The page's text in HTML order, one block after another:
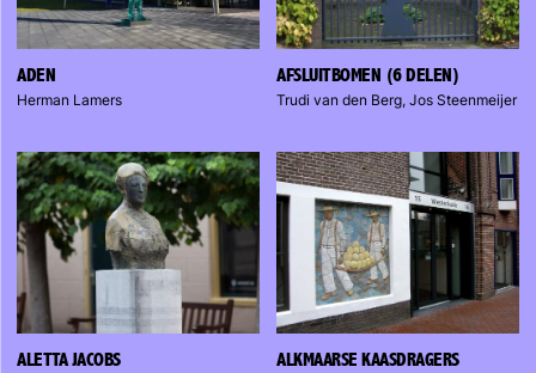
ADEN
Herman Lamers
AFSLUITBOMEN (6 DELEN)
Trudi van den Berg, Jos Steenmeijer
ALETTA JACOBS ALKMAARSE KAASDRAGERS